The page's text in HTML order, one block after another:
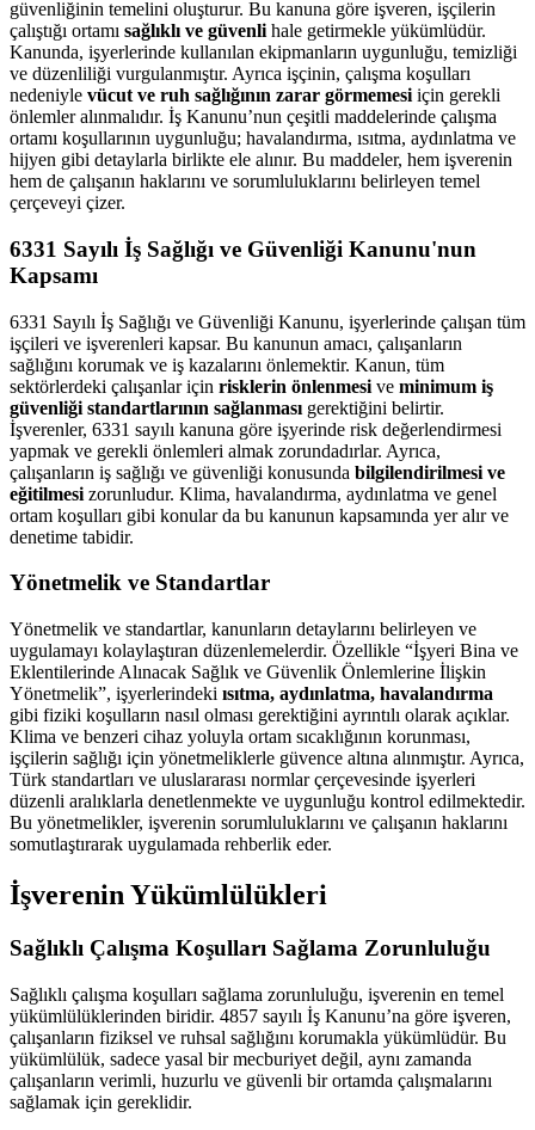
güvenliğinin temelini oluşturur. Bu kanuna göre işveren, işçilerin
çalıştığı ortamı sağlıklı ve güvenli hale getirmekle yükümlüdür.
Kanunda, işyerlerinde kullanılan ekipmanların uygunluğu, temizliği
ve düzenliliği vurgulanmıştır. Ayrıca işçinin, çalışma koşulları
nedeniyle vücut ve ruh sağlığının zarar görmemesi için gerekli
önlemler alınmalıdır. İş Kanunu’nun çeşitli maddelerinde çalışma
ortamı koşullarının uygunluğu; havalandırma, ısıtma, aydınlatma ve
hijyen gibi detaylarla birlikte ele alınır. Bu maddeler, hem işverenin
hem de çalışanın haklarını ve sorumluluklarını belirleyen temel
çerçeveyi çizer.
6331 Sayılı İş Sağlığı ve Güvenliği Kanunu'nun
Kapsamı
6331 Sayılı İş Sağlığı ve Güvenliği Kanunu, işyerlerinde çalışan tüm
işçileri ve işverenleri kapsar. Bu kanunun amacı, çalışanların
sağlığını korumak ve iş kazalarını önlemektir. Kanun, tüm
sektörlerdeki çalışanlar için risklerin önlenmesi ve minimum iş
güvenliği standartlarının sağlanması gerektiğini belirtir.
İşverenler, 6331 sayılı kanuna göre işyerinde risk değerlendirmesi
yapmak ve gerekli önlemleri almak zorundadırlar. Ayrıca,
çalışanların iş sağlığı ve güvenliği konusunda bilgilendirilmesi ve
eğitilmesi zorunludur. Klima, havalandırma, aydınlatma ve genel
ortam koşulları gibi konular da bu kanunun kapsamında yer alır ve
denetime tabidir.
Yönetmelik ve Standartlar
Yönetmelik ve standartlar, kanunların detaylarını belirleyen ve
uygulamayı kolaylaştıran düzenlemelerdir. Özellikle “İşyeri Bina ve
Eklentilerinde Alınacak Sağlık ve Güvenlik Önlemlerine İlişkin
Yönetmelik”, işyerlerindeki ısıtma, aydınlatma, havalandırma
gibi fiziki koşulların nasıl olması gerektiğini ayrıntılı olarak açıklar.
Klima ve benzeri cihaz yoluyla ortam sıcaklığının korunması,
işçilerin sağlığı için yönetmeliklerle güvence altına alınmıştır. Ayrıca,
Türk standartları ve uluslararası normlar çerçevesinde işyerleri
düzenli aralıklarla denetlenmekte ve uygunluğu kontrol edilmektedir.
Bu yönetmelikler, işverenin sorumluluklarını ve çalışanın haklarını
somutlaştırarak uygulamada rehberlik eder.
İşverenin Yükümlülükleri
Sağlıklı Çalışma Koşulları Sağlama Zorunluluğu
Sağlıklı çalışma koşulları sağlama zorunluluğu, işverenin en temel
yükümlülüklerinden biridir. 4857 sayılı İş Kanunu’na göre işveren,
çalışanların fiziksel ve ruhsal sağlığını korumakla yükümlüdür. Bu
yükümlülük, sadece yasal bir mecburiyet değil, aynı zamanda
çalışanların verimli, huzurlu ve güvenli bir ortamda çalışmalarını
sağlamak için gereklidir.